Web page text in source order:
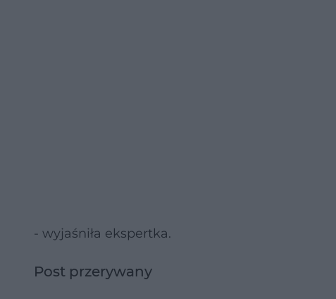
- wyjaśniła ekspertka.
Post przerywany